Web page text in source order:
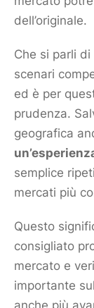
dell’originale.
Che si parli
scenari
ed è per
prudenza.
geografica
semplice
mercati più
Questo
consigliato
mercato e
importante
anche più